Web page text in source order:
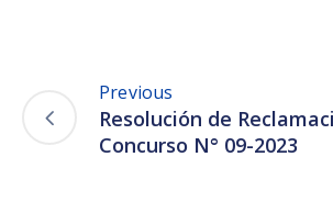
Previous
Resolución de
Concurso N° 09-2023